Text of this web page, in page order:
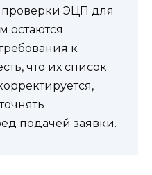
ЭЦП для
остаются
к
что их список
подачей заявки.